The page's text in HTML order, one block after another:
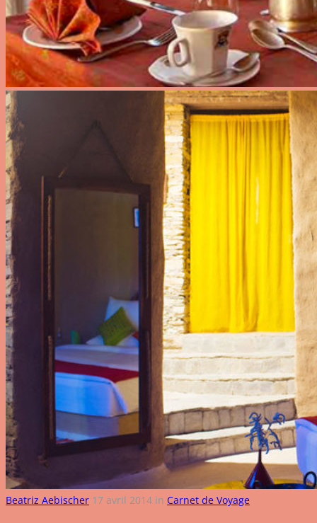
Beatriz Aebischer 17 avril 2014 in Carnet de Voyage